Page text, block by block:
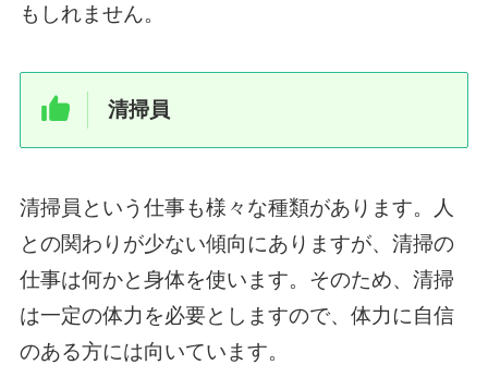
もしれません。
清掃員
清掃員という仕事も様々な種類があります。人
との関わりが少ない傾向にありますが、清掃の
仕事は何かと身体を使います。そのため、清掃
は一定の体力を必要としますので、体力に自信
のある方には向いています。